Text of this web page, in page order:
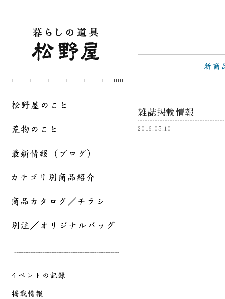
雑誌掲載情報
2016.05.10